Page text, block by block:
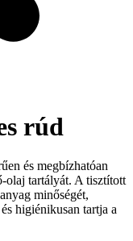
rúd
és megbízhatóan
olaj tartályát. A tisztított
minőségét,
higiénikusan tartja a